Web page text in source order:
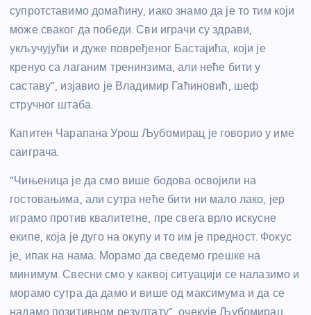
супротставимо домаћину, иако знамо да је то тим који
може сваког да победи. Сви играчи су здрави,
укључујући и дуже повређеног Бастајића, који је
кренуо са лаганим тренинзима, али неће бити у
саставу”, изјавио је Владимир Гаћиновић, шеф
стручног штаба.
Капитен Чарапана Урош Љубомирац је говорио у име
саиграча.
“Чињеница је да смо више бодова освојили на
гостовањима, али сутра неће бити ни мало лако, јер
играмо против квалитетне, пре свега врло искусне
екипе, која је дуго на окупу и то им је предност. Фокус
је, ипак на нама. Морамо да сведемо грешке на
минимум. Свесни смо у каквој ситуацији се налазимо и
морамо сутра да дамо и више од максимума и да се
надамо позитивном резултату”, очекује Љубомирац.